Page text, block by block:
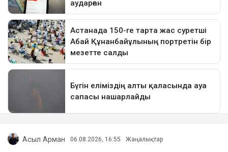
Асыл Арман 06.08.2026, 16:55 Жаңалықтар